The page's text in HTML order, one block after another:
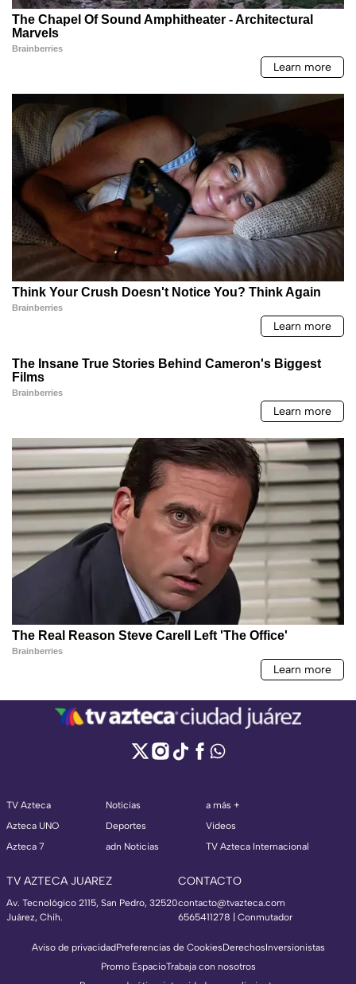
TV Azteca
Azteca UNO
Azteca 7
Noticias
Deportes
adn Noticias
a más +
Videos
TV Azteca Internacional
TV AZTECA JUAREZ
Av. Tecnológico 2115, San Pedro, 32520
Juárez, Chih.
CONTACTO
contacto@tvazteca.com
6565411278 | Conmutador
Aviso de privacidadPreferencias de CookiesDerechosInversionistas
Promo EspacioTrabaja con nosotros